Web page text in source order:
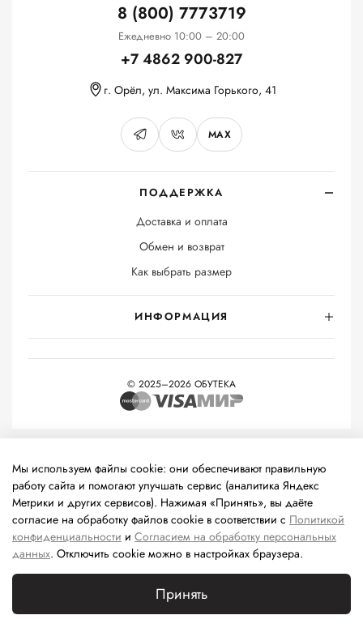
ПОДДЕРЖКА
Доставка и оплата
Обмен и возврат
Как выбрать размер
ИНФОРМАЦИЯ
8 (800) 7773719
Ежедневно 10:00 – 20:00
+7 4862 900-827
г. Орёл, ул. Максима Горького, 41
MAX
© 2025–2026 ОБУТЕКА
технологии
(информационные технологии предоставления
информации на основе сбора, систематизации и анализа
сведений, относящихся к предпочтениям пользователей сети
«Интернет», находящихся на территории Российской
Федерации).
Мы используем файлы cookie: они обеспечивают правильную
работу сайта и помогают улучшать сервис (аналитика Яндекс
Метрики и других сервисов). Нажимая «Принять», вы даёте
согласие на обработку файлов cookie в соответствии с Политикой
конфиденциальности и Согласием на обработку персональных
данных. Отключить cookie можно в настройках браузера.
Принять